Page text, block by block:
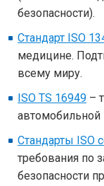
безопасности).
Стандарт ISO
медицине.
всему миру.
ISO TS 16949 –
Стандарты ISO
требования по
безопасности